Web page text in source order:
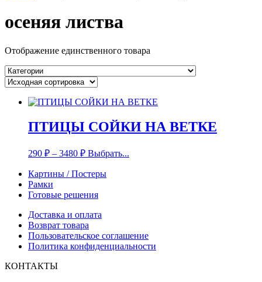
осеняя листва
Отображение единственного товара
ПТИЦЫ СОЙКИ НА ВЕТКЕ
290 ₽ – 3480 ₽ Выбрать...
Картины / Постеры
Рамки
Готовые решения
Доставка и оплата
Возврат товара
Пользовательское соглашение
Политика конфиденциальности
КОНТАКТЫ